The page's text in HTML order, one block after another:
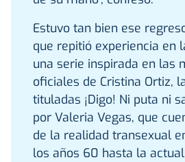
Estuvo tan bien ese
que repitió experiencia en
una serie inspirada en las
oficiales de Cristina Ortiz,
tituladas ¡Digo! Ni puta ni
por Valeria Vegas, que
de la realidad transexual
los años 60 hasta la